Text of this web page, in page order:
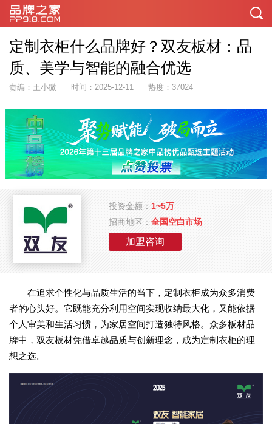
定制衣柜什么品牌好？双友板材：品
质、美学与智能的融合优选
责编：王小微 时间：2025-12-11 热度：37024
投资金额： 1~5万
招商地区：全国空白市场
加盟咨询
在追求个性化与品质生活的当下，定制衣柜成为众多消费
者的心头好。它既能充分利用空间实现收纳最大化，又能依据
个人审美和生活习惯，为家居空间打造独特风格。众多板材品
牌中，双友板材凭借卓越品质与创新理念，成为定制衣柜的理
想之选。